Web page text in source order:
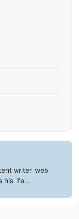
writer, web
his life...